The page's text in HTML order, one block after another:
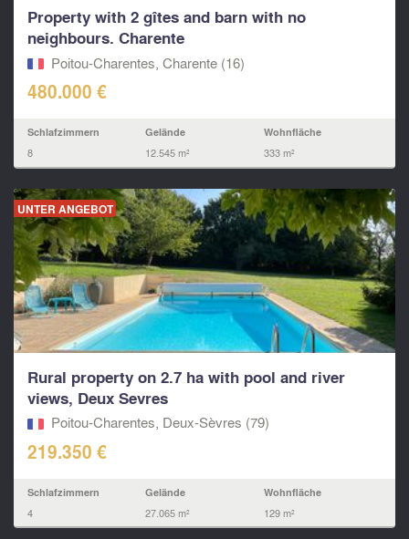
Property with 2 gîtes and barn with no
neighbours. Charente
Poitou-Charentes, Charente (16)
480.000 €
Schlafzimmern
8
Gelände
12.545 m²
Wohnfläche
333 m²
UNTER ANGEBOT
Rural property on 2.7 ha with pool and river
views, Deux Sevres
Poitou-Charentes, Deux-Sèvres (79)
219.350 €
Schlafzimmern
4
Gelände
27.065 m²
Wohnfläche
129 m²